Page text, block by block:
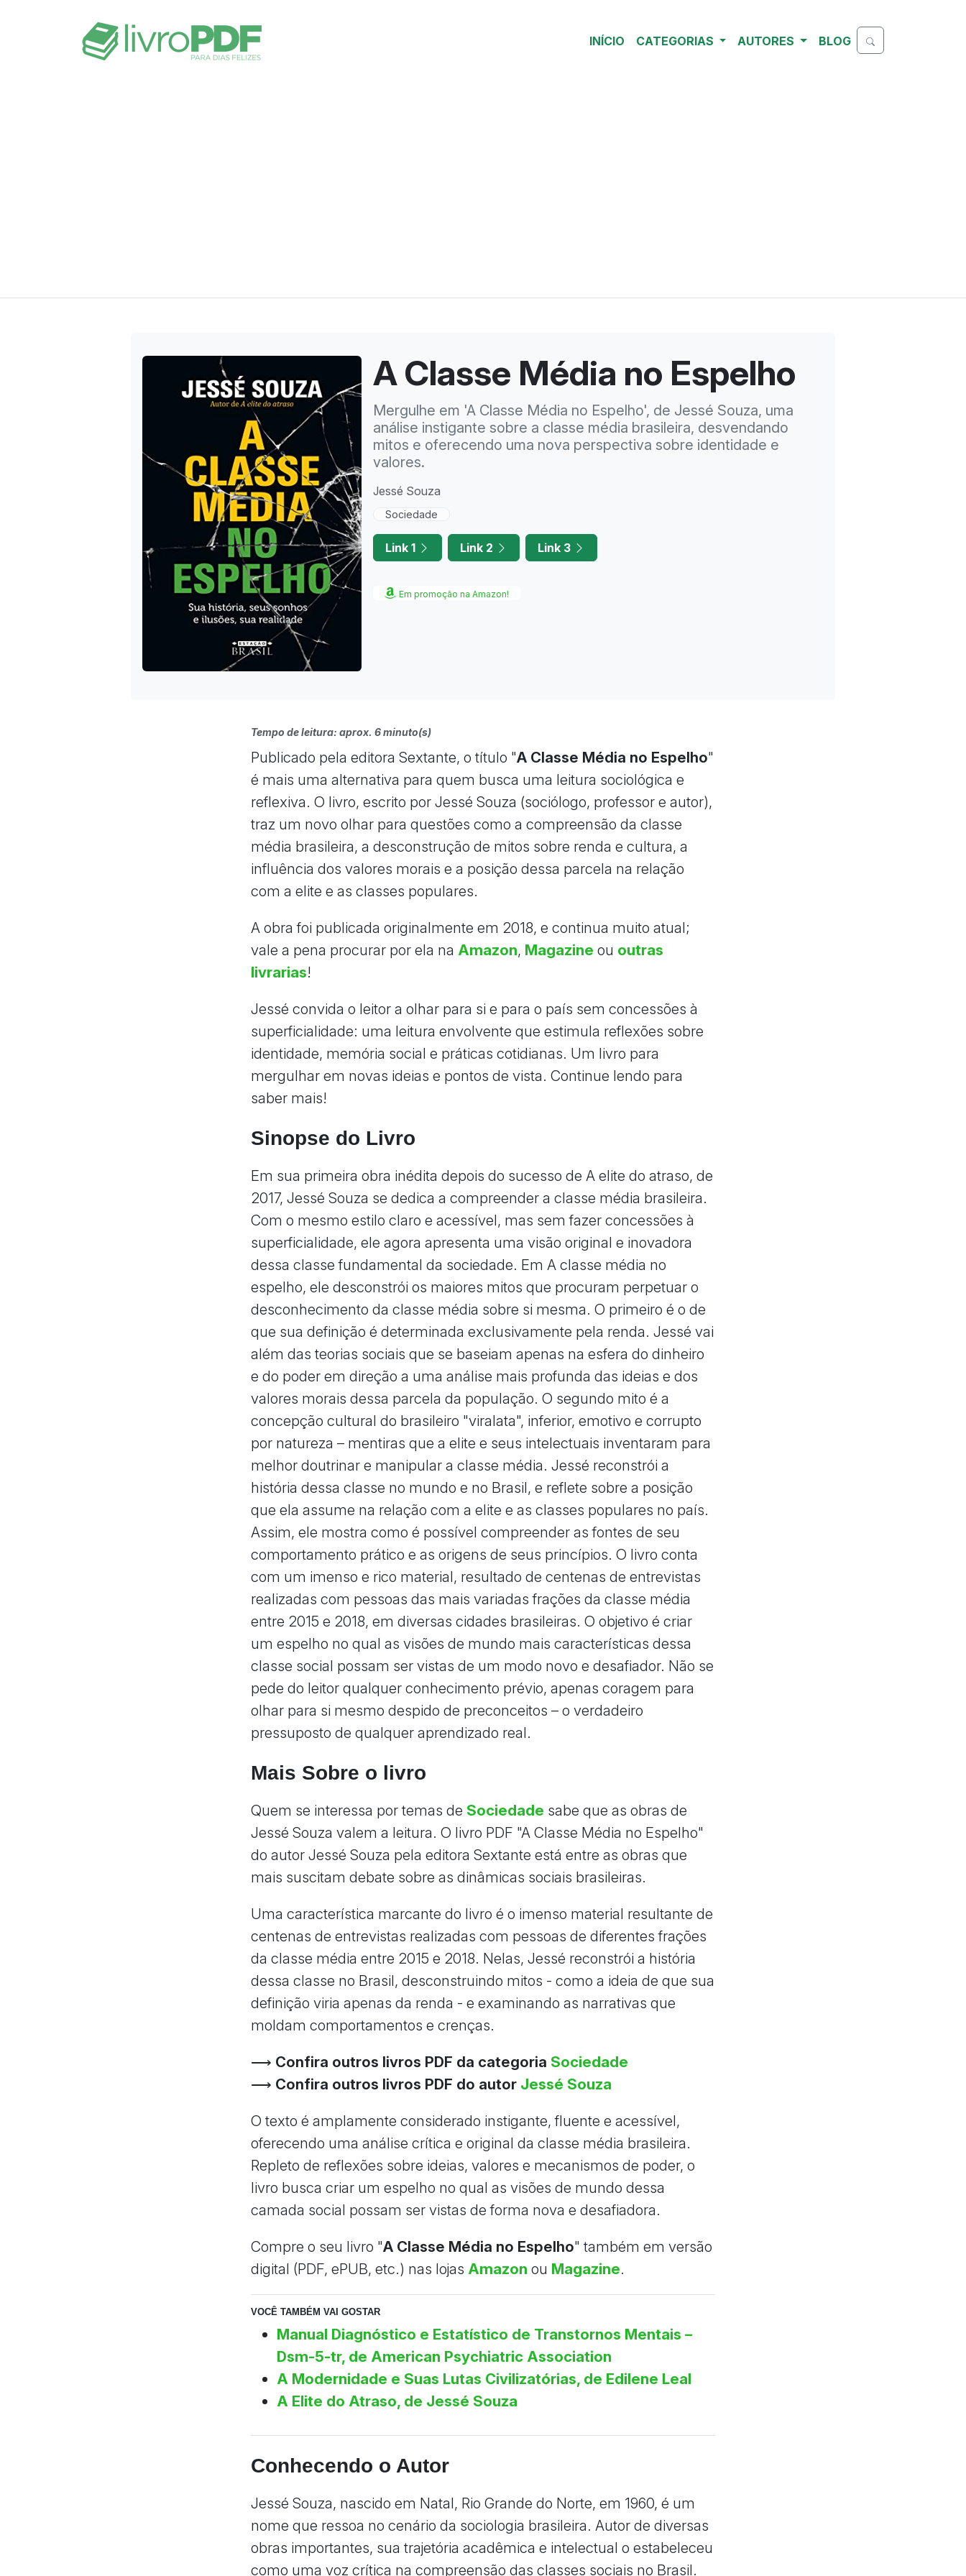
INÍCIO CATEGORIAS AUTORES BLOG
A Classe Média no Espelho
Mergulhe em 'A Classe Média no Espelho', de Jessé Souza, uma
análise instigante sobre a classe média brasileira, desvendando
mitos e oferecendo uma nova perspectiva sobre identidade e
valores.
Jessé Souza
Sociedade
Link 1 Link 2 Link 3
Em promoção na Amazon!
Tempo de leitura: aprox. 6 minuto(s)
Publicado pela editora Sextante, o título "A Classe Média no Espelho"
é mais uma alternativa para quem busca uma leitura sociológica e
reflexiva. O livro, escrito por Jessé Souza (sociólogo, professor e autor),
traz um novo olhar para questões como a compreensão da classe
média brasileira, a desconstrução de mitos sobre renda e cultura, a
influência dos valores morais e a posição dessa parcela na relação
com a elite e as classes populares.
A obra foi publicada originalmente em 2018, e continua muito atual;
vale a pena procurar por ela na Amazon, Magazine ou outras
livrarias!
Jessé convida o leitor a olhar para si e para o país sem concessões à
superficialidade: uma leitura envolvente que estimula reflexões sobre
identidade, memória social e práticas cotidianas. Um livro para
mergulhar em novas ideias e pontos de vista. Continue lendo para
saber mais!
Sinopse do Livro
Em sua primeira obra inédita depois do sucesso de A elite do atraso, de
2017, Jessé Souza se dedica a compreender a classe média brasileira.
Com o mesmo estilo claro e acessível, mas sem fazer concessões à
superficialidade, ele agora apresenta uma visão original e inovadora
dessa classe fundamental da sociedade. Em A classe média no
espelho, ele desconstrói os maiores mitos que procuram perpetuar o
desconhecimento da classe média sobre si mesma. O primeiro é o de
que sua definição é determinada exclusivamente pela renda. Jessé vai
além das teorias sociais que se baseiam apenas na esfera do dinheiro
e do poder em direção a uma análise mais profunda das ideias e dos
valores morais dessa parcela da população. O segundo mito é a
concepção cultural do brasileiro "viralata", inferior, emotivo e corrupto
por natureza – mentiras que a elite e seus intelectuais inventaram para
melhor doutrinar e manipular a classe média. Jessé reconstrói a
história dessa classe no mundo e no Brasil, e reflete sobre a posição
que ela assume na relação com a elite e as classes populares no país.
Assim, ele mostra como é possível compreender as fontes de seu
comportamento prático e as origens de seus princípios. O livro conta
com um imenso e rico material, resultado de centenas de entrevistas
realizadas com pessoas das mais variadas frações da classe média
entre 2015 e 2018, em diversas cidades brasileiras. O objetivo é criar
um espelho no qual as visões de mundo mais características dessa
classe social possam ser vistas de um modo novo e desafiador. Não se
pede do leitor qualquer conhecimento prévio, apenas coragem para
olhar para si mesmo despido de preconceitos – o verdadeiro
pressuposto de qualquer aprendizado real.
Mais Sobre o livro
Quem se interessa por temas de Sociedade sabe que as obras de
Jessé Souza valem a leitura. O livro PDF "A Classe Média no Espelho"
do autor Jessé Souza pela editora Sextante está entre as obras que
mais suscitam debate sobre as dinâmicas sociais brasileiras.
Uma característica marcante do livro é o imenso material resultante de
centenas de entrevistas realizadas com pessoas de diferentes frações
da classe média entre 2015 e 2018. Nelas, Jessé reconstrói a história
dessa classe no Brasil, desconstruindo mitos - como a ideia de que sua
definição viria apenas da renda - e examinando as narrativas que
moldam comportamentos e crenças.
⟶ Confira outros livros PDF da categoria Sociedade
⟶ Confira outros livros PDF do autor Jessé Souza
O texto é amplamente considerado instigante, fluente e acessível,
oferecendo uma análise crítica e original da classe média brasileira.
Repleto de reflexões sobre ideias, valores e mecanismos de poder, o
livro busca criar um espelho no qual as visões de mundo dessa
camada social possam ser vistas de forma nova e desafiadora.
Compre o seu livro "A Classe Média no Espelho" também em versão
digital (PDF, ePUB, etc.) nas lojas Amazon ou Magazine.
VOCÊ TAMBÉM VAI GOSTAR
Manual Diagnóstico e Estatístico de Transtornos Mentais –
Dsm-5-tr, de American Psychiatric Association
A Modernidade e Suas Lutas Civilizatórias, de Edilene Leal
A Elite do Atraso, de Jessé Souza
Conhecendo o Autor
Jessé Souza, nascido em Natal, Rio Grande do Norte, em 1960, é um
nome que ressoa no cenário da sociologia brasileira. Autor de diversas
obras importantes, sua trajetória acadêmica e intelectual o estabeleceu
como uma voz crítica na compreensão das classes sociais no Brasil.